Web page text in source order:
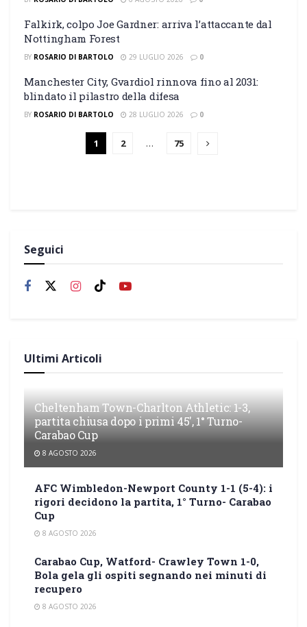
Falkirk, colpo Joe Gardner: arriva l’attaccante dal
Nottingham Forest
BY ROSARIO DI BARTOLO 29 LUGLIO 2026 0
Manchester City, Gvardiol rinnova fino al 2031:
blindato il pilastro della difesa
BY ROSARIO DI BARTOLO 28 LUGLIO 2026 0
1 2 … 75
Seguici
Ultimi Articoli
Cheltenham Town-Charlton Athletic: 1-3,
partita chiusa dopo i primi 45′, 1° Turno-
Carabao Cup
8 AGOSTO 2026
AFC Wimbledon-Newport County 1-1 (5-4): i
rigori decidono la partita, 1° Turno- Carabao
Cup
8 AGOSTO 2026
Carabao Cup, Watford- Crawley Town 1-0,
Bola gela gli ospiti segnando nei minuti di
recupero
8 AGOSTO 2026